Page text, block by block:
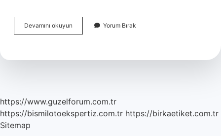
Devamını okuyun Susuzluk
Için
Yemeli
Yorum Bırak
https://www.guzelforum.com.tr
https://bismilotoekspertiz.com.tr https://birkaetiket.com.tr
Sitemap